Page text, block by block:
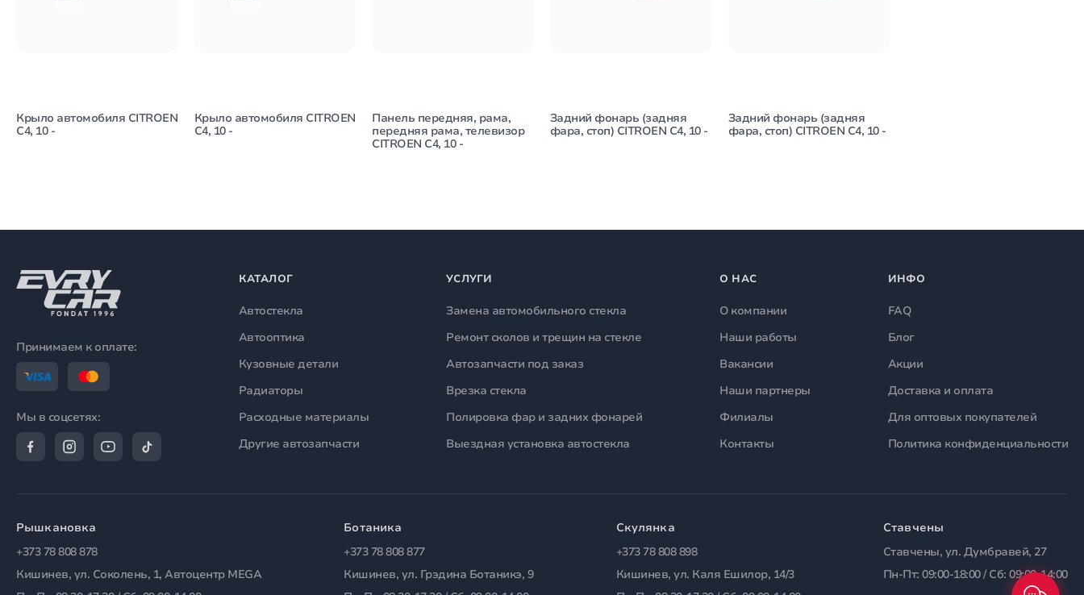
Крыло автомобиля CITROEN
C4, 10 -
Крыло автомобиля CITROEN
C4, 10 -
Панель передняя, рама,
передняя рама, телевизор
CITROEN C4, 10 -
Задний фонарь (задняя
фара, стоп) CITROEN C4, 10 -
Задний фонарь (задняя
фара, стоп) CITROEN C4, 10 -
Принимаем к оплате:
Мы в соцсетях:
КАТАЛОГ
Автостекла
Автооптика
Кузовные детали
Радиаторы
Расходные материалы
Другие автозапчасти
УСЛУГИ
Замена автомобильного стекла
Ремонт сколов и трещин на стекле
Автозапчасти под заказ
Врезка стекла
Полировка фар и задних фонарей
Выездная установка автостекла
О НАС
О компании
Наши работы
Вакансии
Наши партнеры
Филиалы
Контакты
ИНФО
FAQ
Блог
Акции
Доставка и оплата
Для оптовых покупателей
Политика конфиденциальности
Рышкановка
+373 78 808 878
Кишинев, ул. Соколень, 1, Автоцентр MEGA
Ботаника
+373 78 808 877
Кишинев, ул. Грэдина Ботаникэ, 9
Скулянка
+373 78 808 898
Кишинев, ул. Каля Ешилор, 14/3
Ставчены
Ставчены, ул. Думбравей, 27
Пн-Пт: 09:00-18:00 / Сб: 09:00-14:00